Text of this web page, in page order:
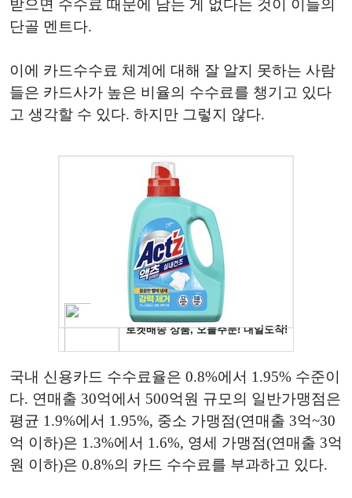
받으면 수수료 때문에 남는 게 없다는 것이 이들의
단골 멘트다.
이에 카드수수료 체계에 대해 잘 알지 못하는 사람
들은 카드사가 높은 비율의 수수료를 챙기고 있다
고 생각할 수 있다. 하지만 그렇지 않다.
국내 신용카드 수수료율은 0.8%에서 1.95% 수준이
다. 연매출 30억에서 500억원 규모의 일반가맹점은
평균 1.9%에서 1.95%, 중소 가맹점(연매출 3억~30
억 이하)은 1.3%에서 1.6%, 영세 가맹점(연매출 3억
원 이하)은 0.8%의 카드 수수료를 부과하고 있다.